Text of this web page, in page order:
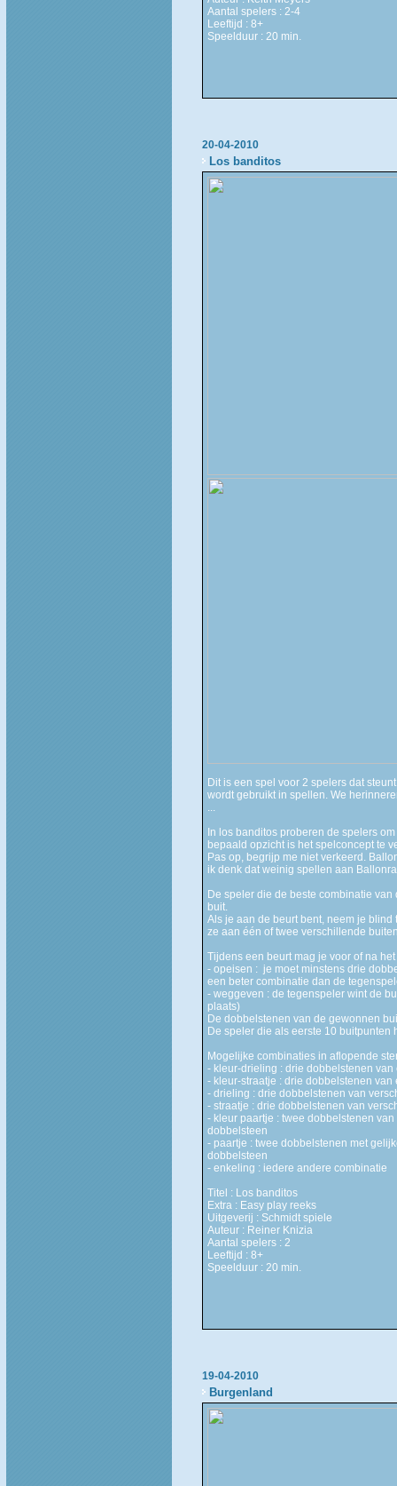
Aantal spelers : 2-4
Leeftijd : 8+
Speelduur : 20 min.
20-04-2010
Los banditos
Dit is een spel voor 2 spelers dat
wordt gebruikt in spellen. We
In los banditos proberen de spelers
bepaald opzicht is het spelconcept te
Pas op, begrijp me niet verkeerd.
ik denk dat weinig spellen aan
De speler die de beste combinatie
buit.
Als je aan de beurt bent, neem je
ze aan één of twee verschillende
Tijdens een beurt mag je voor of na
- opeisen : je moet minstens drie
een beter combinatie dan de
- weggeven : de tegenspeler wint de
plaats)
De dobbelstenen van de gewonnen
De speler die als eerste 10 buitpunten
Mogelijke combinaties in aflopende
- kleur-drieling : drie dobbelstenen
- kleur-straatje : drie dobbelstenen
- drieling : drie dobbelstenen van
- straatje : drie dobbelstenen van
- kleur paartje : twee dobbelstenen
dobbelsteen
- paartje : twee dobbelstenen met
dobbelsteen
- enkeling : iedere andere combinatie
Titel : Los banditos
Extra : Easy play reeks
Uitgeverij : Schmidt spiele
Auteur : Reiner Knizia
Aantal spelers : 2
Leeftijd : 8+
Speelduur : 20 min.
19-04-2010
Burgenland